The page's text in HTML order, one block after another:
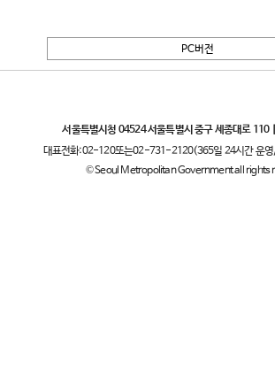
PC버전
서울특별시청 04524 서울특별시 중구 세종대로 110
대표전화:02-120또는02-731-2120(365일 24시간 운
© Seoul Metropolitan Government all rights